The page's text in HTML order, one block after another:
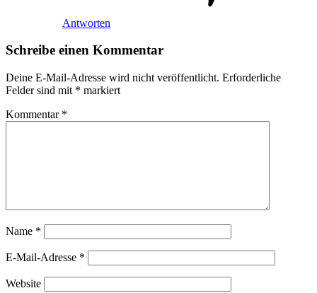
Antworten
Schreibe einen Kommentar
Deine E-Mail-Adresse wird nicht veröffentlicht. Erforderliche
Felder sind mit * markiert
Kommentar *
Name *
E-Mail-Adresse *
Website